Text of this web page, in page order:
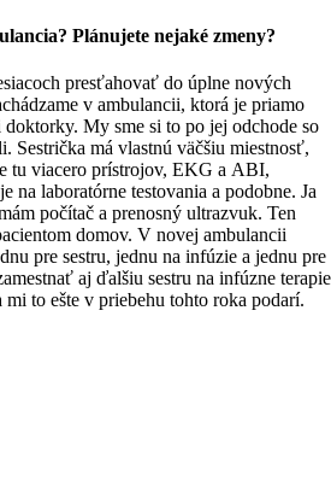
Plánujete nejaké zmeny?
presťahovať do úplne nových
v ambulancii, ktorá je priamo
My sme si to po jej odchode so
Sestrička má vlastnú väčšiu miestnosť,
tu viacero prístrojov, EKG a ABI,
na laboratórne testovania a podobne. Ja
počítač a prenosný ultrazvuk. Ten
domov. V novej ambulancii
pre sestru, jednu na infúzie a jednu pre
aj ďalšiu sestru na infúzne terapie
mi to ešte v priebehu tohto roka podarí.